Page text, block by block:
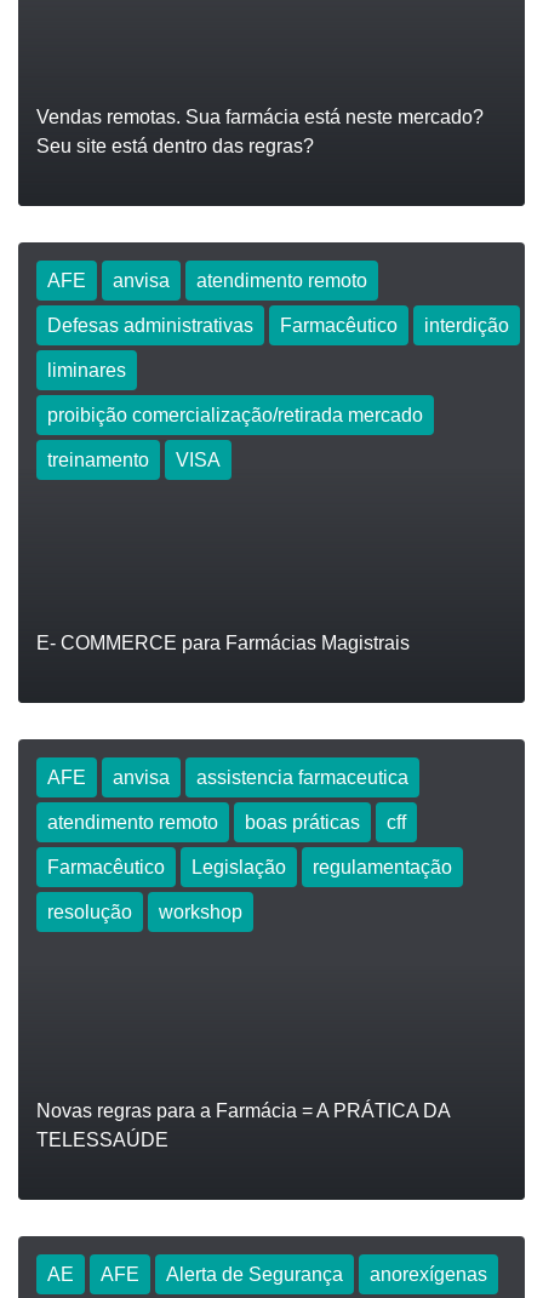
Vendas remotas. Sua farmácia está neste mercado?
Seu site está dentro das regras?
LEIA
AFE anvisa atendimento remoto
Defesas administrativas Farmacêutico interdição
liminares
proibição comercialização/retirada mercado
treinamento VISA
E- COMMERCE para Farmácias Magistrais
LEIA
AFE anvisa assistencia farmaceutica
atendimento remoto boas práticas cff
Farmacêutico Legislação regulamentação
resolução workshop
Novas regras para a Farmácia = A PRÁTICA DA
TELESSAÚDE
AE AFE Alerta de Segurança anorexígenas